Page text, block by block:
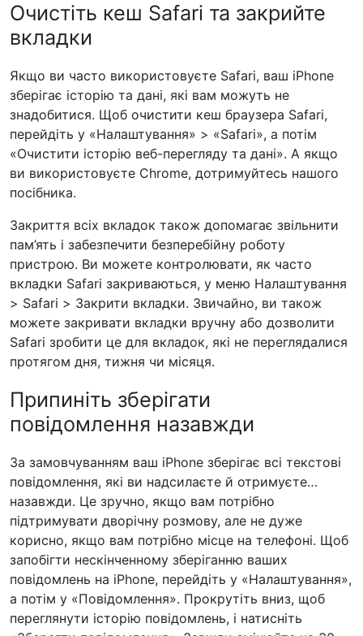
Очистіть кеш Safari та закрийте
вкладки
Якщо ви часто використовуєте Safari, ваш iPhone
зберігає історію та дані, які вам можуть не
знадобитися. Щоб очистити кеш браузера Safari,
перейдіть у «Налаштування» > «Safari», а потім
«Очистити історію веб-перегляду та дані». А якщо
ви використовуєте Chrome, дотримуйтесь нашого
посібника.
Закриття всіх вкладок також допомагає звільнити
пам’ять і забезпечити безперебійну роботу
пристрою. Ви можете контролювати, як часто
вкладки Safari закриваються, у меню Налаштування
> Safari > Закрити вкладки. Звичайно, ви також
можете закривати вкладки вручну або дозволити
Safari зробити це для вкладок, які не переглядалися
протягом дня, тижня чи місяця.
Припиніть зберігати
повідомлення назавжди
За замовчуванням ваш iPhone зберігає всі текстові
повідомлення, які ви надсилаєте й отримуєте…
назавжди. Це зручно, якщо вам потрібно
підтримувати дворічну розмову, але не дуже
корисно, якщо вам потрібно місце на телефоні. Щоб
запобігти нескінченному зберіганню ваших
повідомлень на iPhone, перейдіть у «Налаштування»,
а потім у «Повідомлення». Прокрутіть вниз, щоб
переглянути історію повідомлень, і натисніть